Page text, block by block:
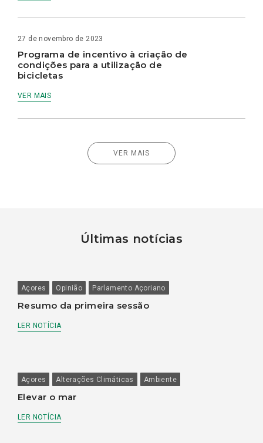
27 de novembro de 2023
Programa de incentivo à criação de
condições para a utilização de
bicicletas
VER MAIS
VER MAIS
Últimas notícias
Açores Opinião Parlamento Açoriano
Resumo da primeira sessão
LER NOTÍCIA
Açores Alterações Climáticas Ambiente
Elevar o mar
LER NOTÍCIA